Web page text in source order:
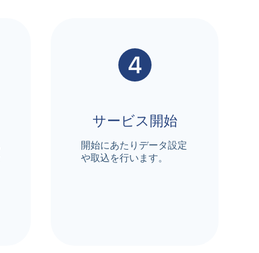
サービス開始
開始にあたりデータ設定
や取込を行います。